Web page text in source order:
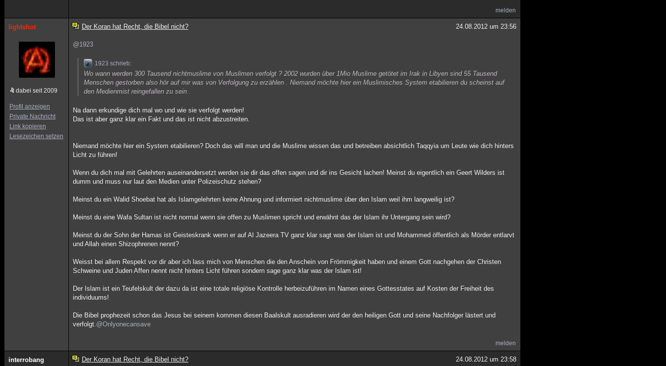
melden
lightshot
dabei seit 2009
Profil anzeigen
Private Nachricht
Link kopieren
Lesezeichen setzen
Der Koran hat Recht, die Bibel nicht? 24.08.2012 um 23:56
@1923
1923 schrieb:
Wo wann werden 300 Tausend nichtmuslime von Muslimen verfolgt ? 2002 wurden über 1Mio Muslime getötet im Irak in Libyen sind 55 Tausend
Menschen gestorben also hör auf mir was von Verfolgung zu erzählen . Niemand möchte hier ein Muslimisches System etabilieren du scheinst auf
den Medienmist reingefallen zu sein .
Na dann erkundige dich mal wo und wie sie verfolgt werden!
Das ist aber ganz klar ein Fakt und das ist nicht abzustreiten.
Niemand möchte hier ein System etabilieren? Doch das will man und die Muslime wissen das und betreiben absichtlich Taqqyia um Leute wie dich hinters
Licht zu führen!
Wenn du dich mal mit Gelehrten auseinandersetzt werden sie dir das offen sagen und dir ins Gesicht lachen! Meinst du eigentlich ein Geert Wilders ist
dumm und muss nur laut den Medien unter Polizeischutz stehen?
Meinst du ein Walid Shoebat hat als Islamgelehrten keine Ahnung und informiert nichtmuslime über den Islam weil ihm langweilig ist?
Meinst du eine Wafa Sultan ist nicht normal wenn sie offen zu Muslimen spricht und erwähnt das der Islam ihr Untergang sein wird?
Meinst du der Sohn der Hamas ist Geisteskrank wenn er auf Al Jazeera TV ganz klar sagt was der Islam ist und Mohammed öffentlich als Mörder entlarvt
und Allah einen Shizophrenen nennt?
Weisst bei allem Respekt vor dir aber ich lass mich von Menschen die den Anschein von Frömmigkeit haben und einem Gott nachgehen der Christen
Schweine und Juden Affen nennt nicht hinters Licht führen sondern sage ganz klar was der Islam ist!
Der Islam ist ein Teufelskult der dazu da ist eine totale religiöse Kontrolle herbeizuführen im Namen eines Gottesstates auf Kosten der Freiheit des
individuums!
Die Bibel prophezeit schon das Jesus bei seinem kommen diesen Baalskult ausradieren wird der den heiligen Gott und seine Nachfolger lästert und
verfolgt.@Onlyonecansave
melden
interrobang Der Koran hat Recht, die Bibel nicht? 24.08.2012 um 23:58